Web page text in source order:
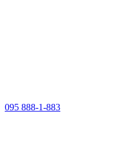
095 888-1-883